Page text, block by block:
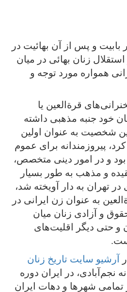
بابیت و پس از آن بهائیت در
زنان بهائی در میان
همواره مورد توجه و
قرةالعین یا
خود جنبه‌ مذهبی‌ داشته
شخصیت به عنوان اولین
پیروزمندانه برای عموم
و در امور دینی متخصص،
و مذهب به طور بسیار
تهران به دار آویخته شد،
به عنوان زن ایرانی در
و آزادی زنان میان
و حتی دیگر اقلیت‌های
آرشیو سایت تاریخ زنان
نجم‌آبادی، در ایران دوره
تمامی‌ شهر‌ها و دهات ایران